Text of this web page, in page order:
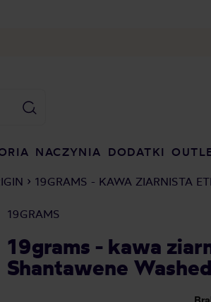
NACZYNIA DODATKI
19GRAMS - KAWA ZIARNISTA
19GRAMS
19grams - kawa
Shantawene